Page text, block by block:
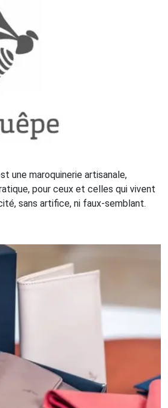
une maroquinerie artisanale,
pour ceux et celles qui vivent
sans artifice, ni faux-semblant.